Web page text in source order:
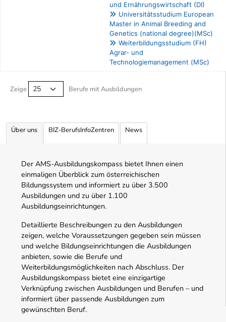
und Ernährungswirtschaft (DI)
Universitätsstudium European
Master in Animal Breeding and
Genetics (national degree)(MSc)
Weiterbildungsstudium (FH)
Agrar- und
Technologiemanagement (MSc)
Zeige Berufe mit Ausbildungen
Über uns BIZ-BerufsInfoZentren News
Der AMS-Ausbildungskompass bietet Ihnen einen
einmaligen Überblick zum österreichischen
Bildungssystem und informiert zu über 3.500
Ausbildungen und zu über 1.100
Ausbildungseinrichtungen.
Detaillierte Beschreibungen zu den Ausbildungen
zeigen, welche Voraussetzungen gegeben sein müssen
und welche Bildungseinrichtungen die Ausbildungen
anbieten, sowie die Berufe und
Weiterbildungsmöglichkeiten nach Abschluss. Der
Ausbildungskompass bietet eine einzigartige
Verknüpfung zwischen Ausbildungen und Berufen – und
informiert über passende Ausbildungen zum
gewünschten Beruf.